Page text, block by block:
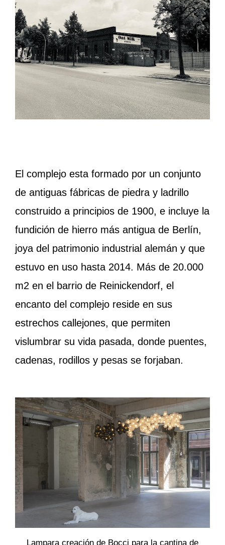
El complejo esta formado por un conjunto
de antiguas fábricas de piedra y ladrillo
construido a principios de 1900, e incluye la
fundición de hierro más antigua de Berlín,
joya del patrimonio industrial alemán y que
estuvo en uso hasta 2014. Más de 20.000
m2 en el barrio de Reinickendorf, el
encanto del complejo reside en sus
estrechos callejones, que permiten
vislumbrar su vida pasada, donde puentes,
cadenas, rodillos y pesas se forjaban.
Lampara creación de Bocci para la cantina de